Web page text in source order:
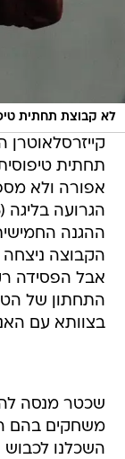
לא קבוצת תחתית
תחתית
אפורה ולא
אבל הפסידה
התחתון של
בצוותא עם
שכטר מנסה
משחקים בהם
השכלנו לכבוש